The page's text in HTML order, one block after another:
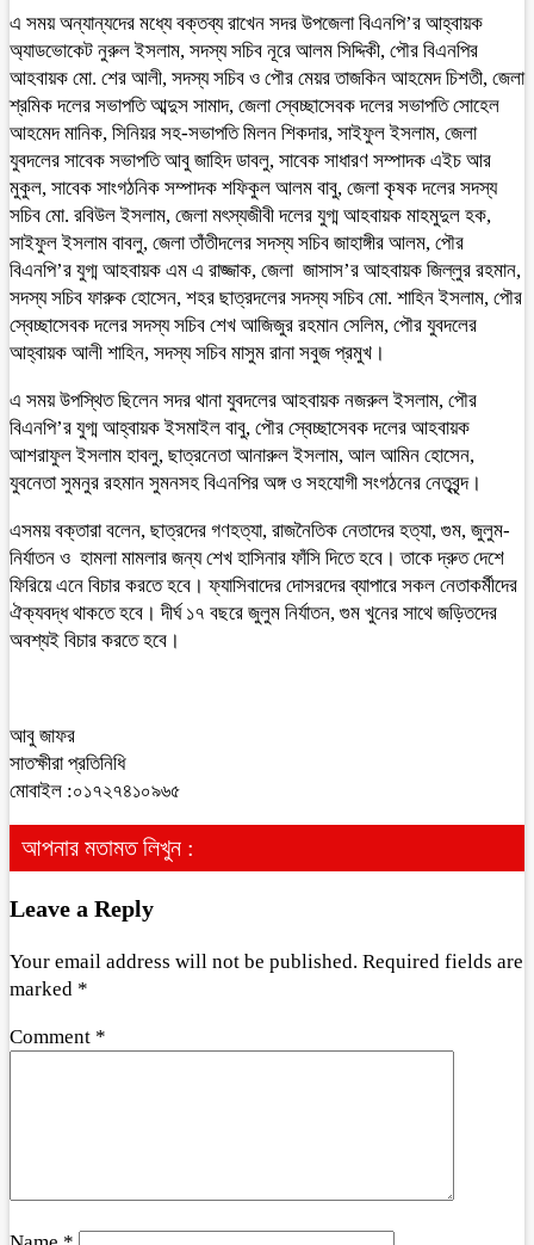
এ সময় অন্যান্যদের মধ্যে বক্তব্য রাখেন সদর উপজেলা বিএনপি’র আহ্বায়ক
অ্যাডভোকেট নুরুল ইসলাম, সদস্য সচিব নূরে আলম সিদ্দিকী, পৌর বিএনপির
আহবায়ক মো. শের আলী, সদস্য সচিব ও পৌর মেয়র তাজকিন আহমেদ চিশতী, জেলা
শ্রমিক দলের সভাপতি আব্দুস সামাদ, জেলা স্বেচ্ছাসেবক দলের সভাপতি সোহেল
আহমেদ মানিক, সিনিয়র সহ-সভাপতি মিলন শিকদার, সাইফুল ইসলাম, জেলা
যুবদলের সাবেক সভাপতি আবু জাহিদ ডাবলু, সাবেক সাধারণ সম্পাদক এইচ আর
মুকুল, সাবেক সাংগঠনিক সম্পাদক শফিকুল আলম বাবু, জেলা কৃষক দলের সদস্য
সচিব মো. রবিউল ইসলাম, জেলা মৎস্যজীবী দলের যুগ্ম আহবায়ক মাহমুদুল হক,
সাইফুল ইসলাম বাবলু, জেলা তাঁতীদলের সদস্য সচিব জাহাঙ্গীর আলম, পৌর
বিএনপি’র যুগ্ম আহবায়ক এম এ রাজ্জাক, জেলা জাসাস’র আহবায়ক জিল্লুর রহমান,
সদস্য সচিব ফারুক হোসেন, শহর ছাত্রদলের সদস্য সচিব মো. শাহিন ইসলাম, পৌর
স্বেচ্ছাসেবক দলের সদস্য সচিব শেখ আজিজুর রহমান সেলিম, পৌর যুবদলের
আহ্বায়ক আলী শাহিন, সদস্য সচিব মাসুম রানা সবুজ প্রমুখ।
এ সময় উপস্থিত ছিলেন সদর থানা যুবদলের আহবায়ক নজরুল ইসলাম, পৌর
বিএনপি’র যুগ্ম আহ্বায়ক ইসমাইল বাবু, পৌর স্বেচ্ছাসেবক দলের আহবায়ক
আশরাফুল ইসলাম হাবলু, ছাত্রনেতা আনারুল ইসলাম, আল আমিন হোসেন,
যুবনেতা সুমনুর রহমান সুমনসহ বিএনপির অঙ্গ ও সহযোগী সংগঠনের নেতৃবৃন্দ।
এসময় বক্তারা বলেন, ছাত্রদের গণহত্যা, রাজনৈতিক নেতাদের হত্যা, গুম, জুলুম-
নির্যাতন ও হামলা মামলার জন্য শেখ হাসিনার ফাঁসি দিতে হবে। তাকে দ্রুত দেশে
ফিরিয়ে এনে বিচার করতে হবে। ফ্যাসিবাদের দোসরদের ব্যাপারে সকল নেতাকর্মীদের
ঐক্যবদ্ধ থাকতে হবে। দীর্ঘ ১৭ বছরে জুলুম নির্যাতন, গুম খুনের সাথে জড়িতদের
অবশ্যই বিচার করতে হবে।
আবু জাফর
সাতক্ষীরা প্রতিনিধি
মোবাইল :০১৭২৭৪১০৯৬৫
আপনার মতামত লিখুন :
Leave a Reply
Your email address will not be published. Required fields are
marked *
Comment *